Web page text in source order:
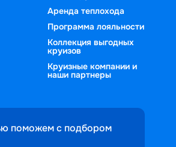
Аренда теплохода
Программа лояльности
Коллекция выгодных
круизов
Круизные компании и
наши партнеры
поможем с подбором